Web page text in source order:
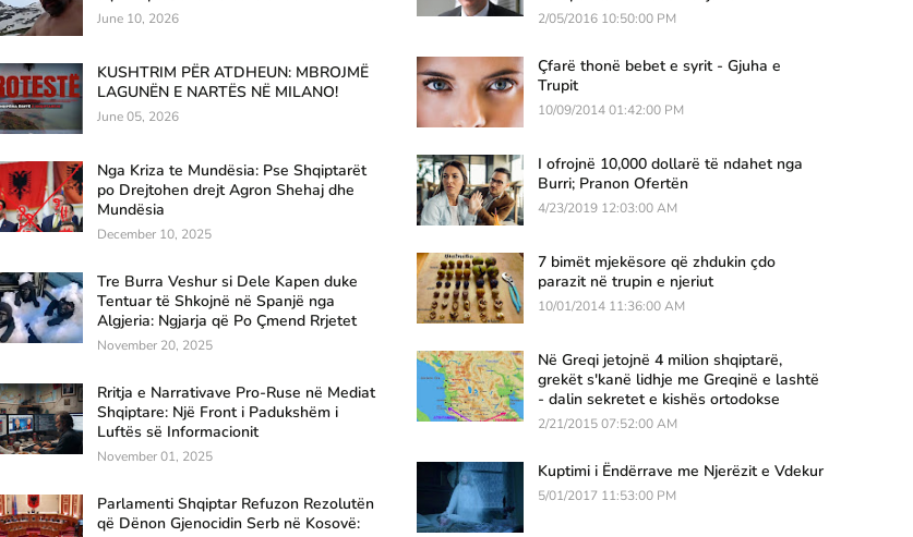
June 10, 2026
KUSHTRIM PËR ATDHEUN: MBROJMË
LAGUNËN E NARTËS NË MILANO!
June 05, 2026
Nga Kriza te Mundësia: Pse Shqiptarët
po Drejtohen drejt Agron Shehaj dhe
Mundësia
December 10, 2025
Tre Burra Veshur si Dele Kapen duke
Tentuar të Shkojnë në Spanjë nga
Algjeria: Ngjarja që Po Çmend Rrjetet
November 20, 2025
Rritja e Narrativave Pro-Ruse në Mediat
Shqiptare: Një Front i Padukshëm i
Luftës së Informacionit
November 01, 2025
Parlamenti Shqiptar Refuzon Rezolutën
që Dënon Gjenocidin Serb në Kosovë:
2/05/2016 10:50:00 PM
Çfarë thonë bebet e syrit - Gjuha e
Trupit
10/09/2014 01:42:00 PM
I ofrojnë 10,000 dollarë të ndahet nga
Burri; Pranon Ofertën
4/23/2019 12:03:00 AM
7 bimët mjekësore që zhdukin çdo
parazit në trupin e njeriut
10/01/2014 11:36:00 AM
Në Greqi jetojnë 4 milion shqiptarë,
grekët s'kanë lidhje me Greqinë e lashtë
- dalin sekretet e kishës ortodokse
2/21/2015 07:52:00 AM
Kuptimi i Ëndërrave me Njerëzit e Vdekur
5/01/2017 11:53:00 PM